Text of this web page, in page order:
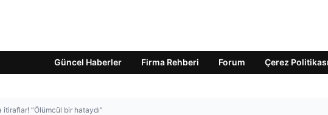
Güncel Haberler Firma Rehberi Forum Çerez Politikası
itiraflar! “Ölümcül bir hataydı”